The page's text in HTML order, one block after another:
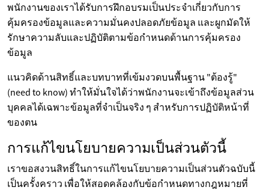
พนักงานของเราได้รับการฝึกอบรมเป็นประจำเกี่ยวกับการ
คุ้มครองข้อมูลและความมั่นคงปลอดภัยข้อมูล และผูกมัดให้
รักษาความลับและปฏิบัติตามข้อกำหนดด้านการคุ้มครอง
ข้อมูล
แนวคิดด้านสิทธิ์และบทบาทที่เข้มงวดบนพื้นฐาน "ต้องรู้"
(need to know) ทำให้มั่นใจได้ว่าพนักงานจะเข้าถึงข้อมูลส่วน
บุคคลได้เฉพาะข้อมูลที่จำเป็นจริง ๆ สำหรับการปฏิบัติหน้าที่
ของตน
การแก้ไขนโยบายความเป็นส่วนตัวนี้
เราขอสงวนสิทธิ์ในการแก้ไขนโยบายความเป็นส่วนตัวฉบับนี้
เป็นครั้งคราว เพื่อให้สอดคล้องกับข้อกำหนดทางกฎหมายที่